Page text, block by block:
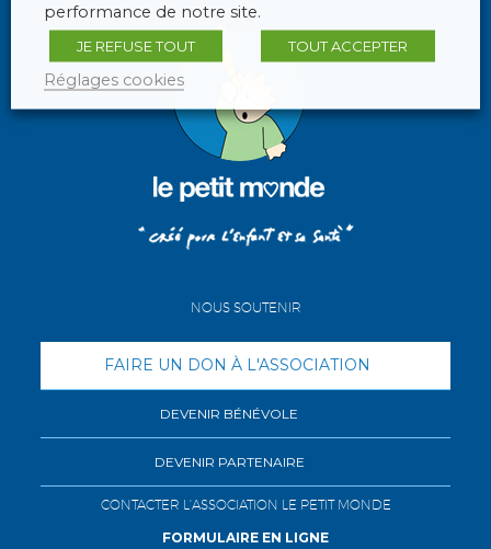
NOUS SOUTENIR
FAIRE UN DON À L'ASSOCIATION
DEVENIR BÉNÉVOLE
DEVENIR PARTENAIRE
CONTACTER L'ASSOCIATION LE PETIT MONDE
FORMULAIRE EN LIGNE
performance de notre site.
JE REFUSE TOUT TOUT ACCEPTER
Réglages cookies